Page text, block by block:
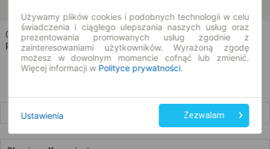
Chociw → Krzemienica
Rozkład jazdy i bilety
Używamy plików cookies i podobnych technologii w celu
świadczenia i ciągłego ulepszania naszych usług oraz
prezentowania promowanych usług zgodnie z
zainteresowaniami użytkowników. Wyrażoną zgodę
możesz w dowolnym momencie cofnąć lub zmienić.
Więcej informacji w Polityce prywatności.
Ustawienia Zezwalam